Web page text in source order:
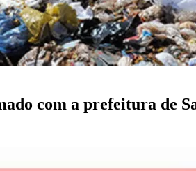
com a prefeitura de